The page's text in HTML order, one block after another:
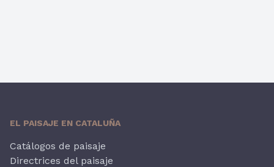
EL PAISAJE EN CATALUÑA
Catálogos de paisaje
Directrices del paisaje